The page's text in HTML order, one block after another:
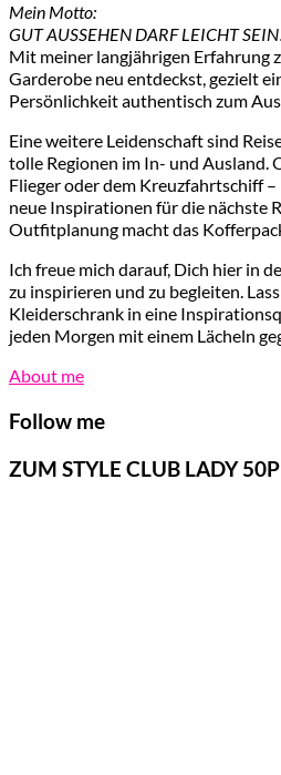
Mein Motto:
GUT AUSSEHEN DARF LEICHT
Mit meiner langjährigen Erfahrung
Garderobe neu entdeckst, gezielt
Persönlichkeit authentisch zum
Eine weitere Leidenschaft sind
tolle Regionen im In- und Ausland.
Flieger oder dem Kreuzfahrtschiff
neue Inspirationen für die nächste
Outfitplanung macht das
Ich freue mich darauf, Dich hier in
zu inspirieren und zu begleiten.
Kleiderschrank in eine
jeden Morgen mit einem Lächeln
About me
Follow me
ZUM STYLE CLUB LADY